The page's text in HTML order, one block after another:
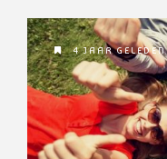
4 JAAR GELEDEN